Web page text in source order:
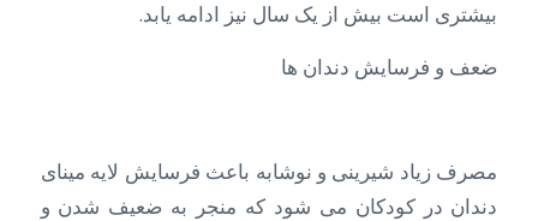
بیشتری است بیش از یک سال نیز ادامه یابد.
ضعف و فرسایش دندان ها
مصرف زیاد شیرینی و نوشابه باعث فرسایش لایه مینای
دندان در کودکان می شود که منجر به ضعیف شدن و